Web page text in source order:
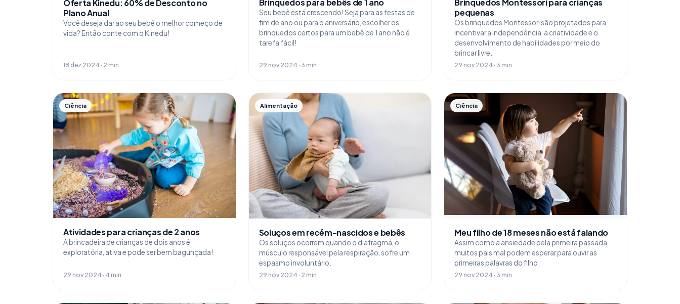
Oferta Kinedu: 60% de Desconto no
Plano Anual
Você deseja dar ao seu bebê o melhor começo de
vida? Então conte com o Kinedu!
18 dez 2024 · 2 min
Brinquedos para bebês de 1 ano
Seu bebê está crescendo! Seja para as festas de
fim de ano ou para o aniversário, escolher os
brinquedos certos para um bebê de 1 ano não é
tarefa fácil!
29 nov 2024 · 3 min
Brinquedos Montessori para crianças
pequenas
Os brinquedos Montessori são projetados para
incentivar a independência, a criatividade e o
desenvolvimento de habilidades por meio do
brincar livre.
29 nov 2024 · 3 min
Ciência
Atividades para crianças de 2 anos
A brincadeira de crianças de dois anos é
exploratória, ativa e pode ser bem bagunçada!
29 nov 2024 · 4 min
Alimentação
Soluços em recém-nascidos e bebês
Os soluços ocorrem quando o diafragma, o
músculo responsável pela respiração, sofre um
espasmo involuntário.
29 nov 2024 · 2 min
Ciência
Meu filho de 18 meses não está falando
Assim como a ansiedade pela primeira passada,
muitos pais mal podem esperar para ouvir as
primeiras palavras do filho.
29 nov 2024 · 3 min